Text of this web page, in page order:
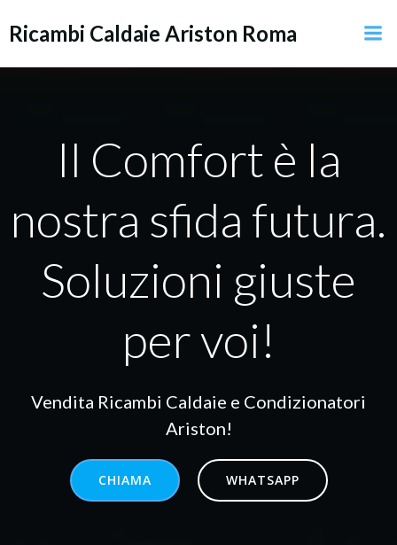
al
Ricambi Caldaie Ariston Roma
Il Comfort è la
nostra sfida futura.
Soluzioni giuste
per voi!
Vendita Ricambi Caldaie e Condizionatori
Ariston!
CHIAMA WHATSAPP